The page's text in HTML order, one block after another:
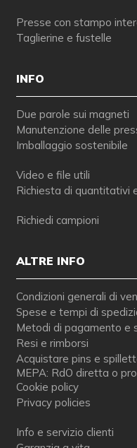
Presse con stampo
Taglierine e fustelle
INFO
Due parole sui magneti
Manutenzione delle
Imballaggio sostenibile
Video e file utili
Richiesta di quantitativi
Richiedi campioni
ALTRE INFO
Condizioni generali di
Spese e tempi di
Metodi di pagamento e
Resi e rimborsi
Acquistare pins e
MEPA: RdO diretta o
Cookie policy
Privacy policies
Info e servizio clienti